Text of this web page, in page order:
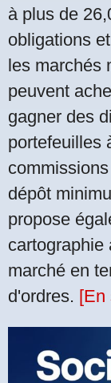
à plus de
obligations
les marchés
peuvent
gagner des
portefeuilles
dépôt
propose
cartographie
marché en
d'ordres. [En